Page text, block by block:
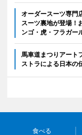
オーダースーツ専門
スーツ裏地が登場！
ンゴ・虎・フラガー
馬車道まつりアート
ストラによる日本の
食べる